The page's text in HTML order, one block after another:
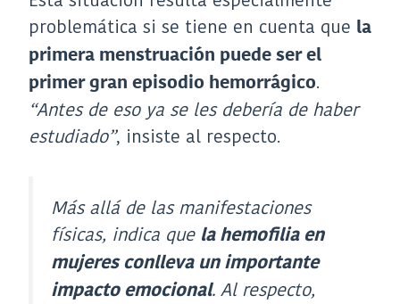
problemática si se tiene en cuenta que la
primera menstruación puede ser el
primer gran episodio hemorrágico.
“Antes de eso ya se les debería de haber
estudiado”, insiste al respecto.
Más allá de las manifestaciones
físicas, indica que la hemofilia en
mujeres conlleva un importante
impacto emocional. Al respecto,